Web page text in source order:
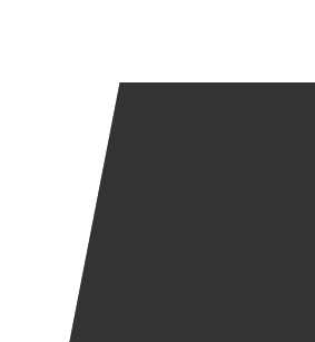
वरिष्ठ पोलीस
भंडारा पोलीस नकाशा
उपक्रम
उत्कृष्ट कामगिरी